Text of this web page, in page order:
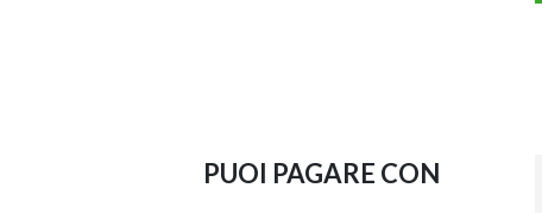
PUOI PAGARE CON